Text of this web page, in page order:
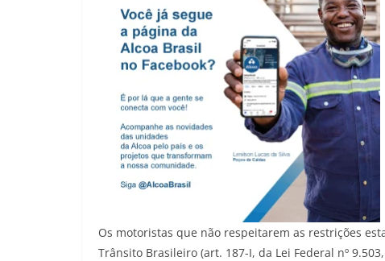
Os motoristas que não respeitarem as restrições
Trânsito Brasileiro (art. 187-I, da Lei Federal nº